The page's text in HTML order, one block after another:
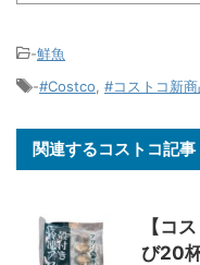
-鮮魚
-#Costco #コストコ新商
関連するコストコ記事
【コ
び20